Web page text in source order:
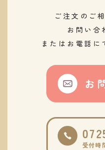
ご注文のご
お問い合
またはお電話に
お
受付時